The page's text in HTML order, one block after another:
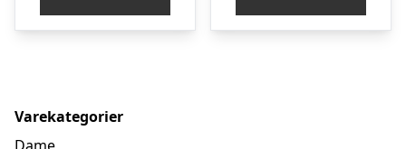
kr. 349,95.kr. 209,97.
Varekategorier